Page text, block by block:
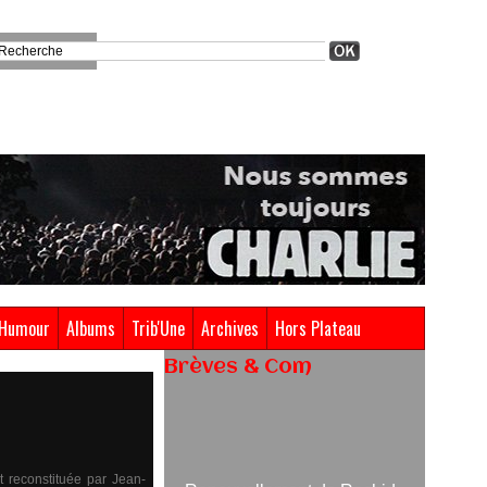
Humour Albums Trib'Une Archives Hors Plateau
reconstituée par Jean-
Brèves & Com
05/08/2026